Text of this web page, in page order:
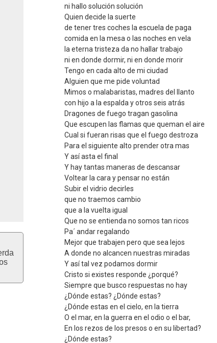
ni hallo solución solución
Quien decide la suerte
de tener tres coches la escuela de paga
comida en la mesa o las noches en vela
la eterna tristeza da no hallar trabajo
ni en donde dormir, ni en donde morir
Tengo en cada alto de mi ciudad
Alguien que me pide voluntad
Mimos o malabaristas, madres del llanto
con hijo a la espalda y otros seis atrás
Dragones de fuego tragan gasolina
Que escupen las flamas que queman el aire
Cual si fueran risas que el fuego destroza
Para el siguiente alto prender otra mas
Y así asta el final
Y hay tantas maneras de descansar
Voltear la cara y pensar no están
Subir el vidrio decirles
que no traemos cambio
que a la vuelta igual
Que no se entienda no somos tan ricos
Pa´ andar regalando
Mejor que trabajen pero que sea lejos
A donde no alcancen nuestras miradas
Y así tal vez podamos dormir
Cristo si existes responde ¿porqué?
Siempre que busco respuestas no hay
¿Dónde estas? ¿Dónde estas?
¿Dónde estas en el cielo, en la tierra
O el mar, en la guerra en el odio o el bar,
En los rezos de los presos o en su libertad?
¿Dónde estas?